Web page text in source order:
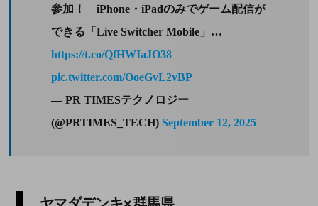
参加！ iPhone・iPadのみでゲーム配信が
できる「Live Switcher Mobile」…
https://t.co/QfHWIaJO38
pic.twitter.com/OoeGvL2vBP
— PR TIMESテクノロジー
(@PRTIMES_TECH) September 12, 2025